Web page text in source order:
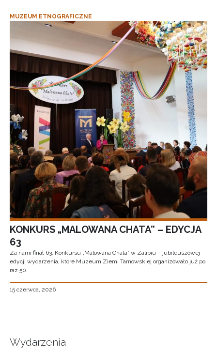
MUZEUM ETNOGRAFICZNE
KONKURS „MALOWANA CHATA” – EDYCJA
63
Za nami finał 63. Konkursu „Malowana Chata” w Zalipiu – jubileuszowej
edycji wydarzenia, które Muzeum Ziemi Tarnowskiej organizowało już po
raz 50.
15 czerwca, 2026
Wydarzenia